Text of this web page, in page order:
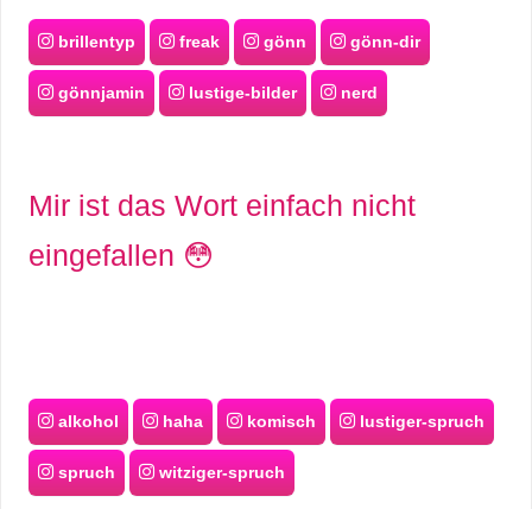
brillentyp freak gönn gönn-dir
gönnjamin lustige-bilder nerd
Mir ist das Wort einfach nicht
eingefallen 😳
alkohol haha komisch lustiger-spruch
spruch witziger-spruch